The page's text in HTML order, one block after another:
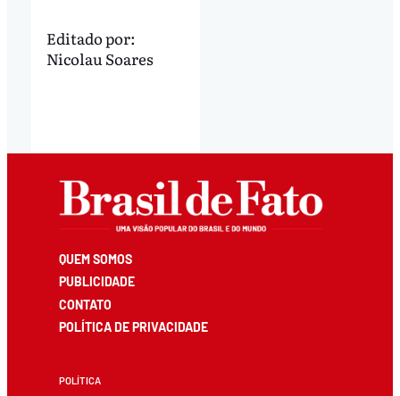
Editado por:
Nicolau Soares
QUEM SOMOS
PUBLICIDADE
CONTATO
POLÍTICA DE PRIVACIDADE
POLÍTICA